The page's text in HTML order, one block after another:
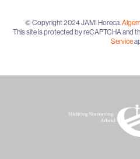
© Copyright 2024 JAM! Horeca.
This site is protected by reCAPTCHA and
Service